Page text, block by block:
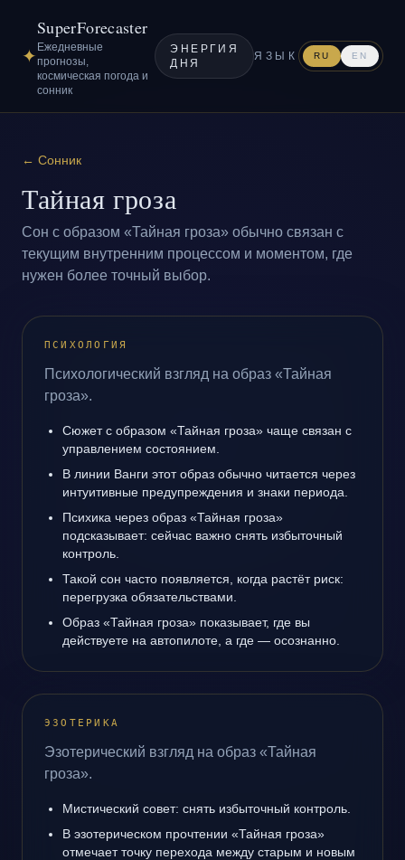
✦
SuperForecaster
Ежедневные
прогнозы,
космическая погода и
сонник
ЭНЕРГИЯ
ДНЯ
ЯЗЫК RU EN
← Сонник
Тайная гроза
Сон с образом «Тайная гроза» обычно связан с
текущим внутренним процессом и моментом, где
нужен более точный выбор.
ПСИХОЛОГИЯ
Психологический взгляд на образ «Тайная
гроза».
Сюжет с образом «Тайная гроза» чаще связан с
управлением состоянием.
В линии Ванги этот образ обычно читается через
интуитивные предупреждения и знаки периода.
Психика через образ «Тайная гроза»
подсказывает: сейчас важно снять избыточный
контроль.
Такой сон часто появляется, когда растёт риск:
перегрузка обязательствами.
Образ «Тайная гроза» показывает, где вы
действуете на автопилоте, а где — осознанно.
ЭЗОТЕРИКА
Эзотерический взгляд на образ «Тайная
гроза».
Мистический совет: снять избыточный контроль.
В эзотерическом прочтении «Тайная гроза»
отмечает точку перехода между старым и новым